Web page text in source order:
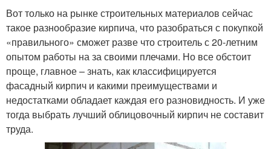
Вот только на рынке строительных материалов сейчас
такое разнообразие кирпича, что разобраться с покупкой
«правильного» сможет разве что строитель с 20-летним
опытом работы на за своими плечами. Но все обстоит
проще, главное – знать, как классифицируется
фасадный кирпич и какими преимуществами и
недостатками обладает каждая его разновидность. И уже
тогда выбрать лучший облицовочный кирпич не составит
труда.